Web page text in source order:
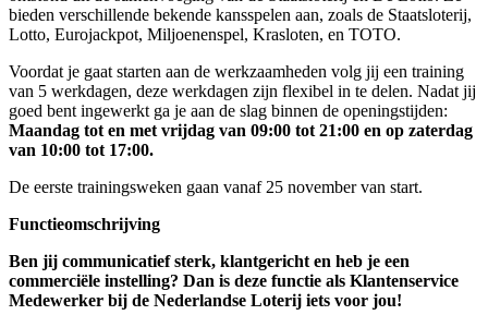
bieden verschillende bekende kansspelen aan, zoals de Staatsloterij,
Lotto, Eurojackpot, Miljoenenspel, Krasloten, en TOTO.
Voordat je gaat starten aan de werkzaamheden volg jij een training
van 5 werkdagen, deze werkdagen zijn flexibel in te delen. Nadat jij
goed bent ingewerkt ga je aan de slag binnen de openingstijden:
Maandag tot en met vrijdag van 09:00 tot 21:00 en op zaterdag
van 10:00 tot 17:00.
De eerste trainingsweken gaan vanaf 25 november van start.
Functieomschrijving
Ben jij communicatief sterk, klantgericht en heb je een
commerciële instelling? Dan is deze functie als Klantenservice
Medewerker bij de Nederlandse Loterij iets voor jou!